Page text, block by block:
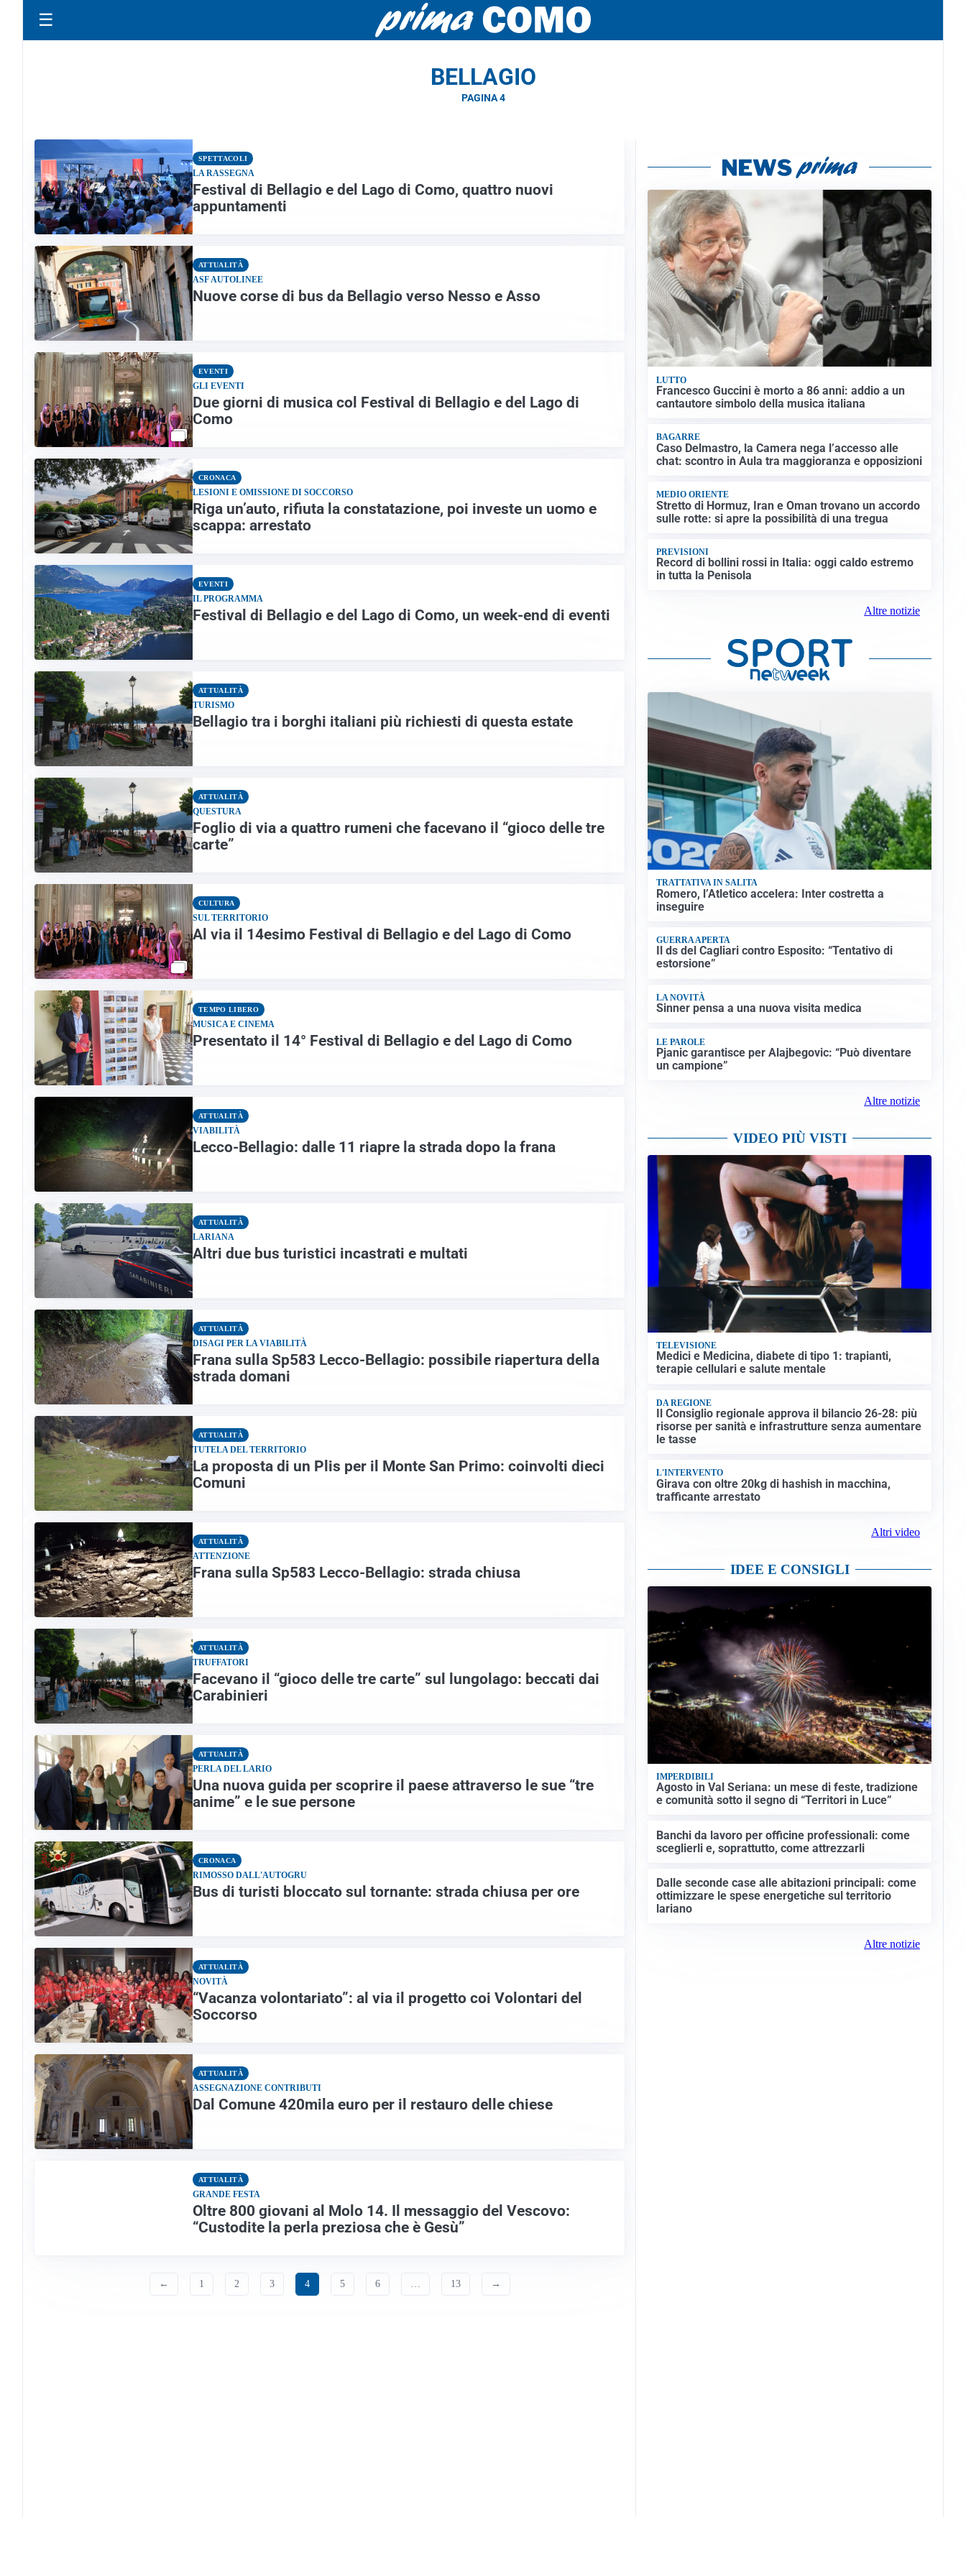
☰
BELLAGIO
PAGINA 4
SPETTACOLI
LA RASSEGNA
Festival di Bellagio e del Lago di Como, quattro nuovi
appuntamenti
ATTUALITÀ
ASF AUTOLINEE
Nuove corse di bus da Bellagio verso Nesso e Asso
EVENTI
GLI EVENTI
Due giorni di musica col Festival di Bellagio e del Lago di
Como
CRONACA
LESIONI E OMISSIONE DI SOCCORSO
Riga un’auto, rifiuta la constatazione, poi investe un uomo e
scappa: arrestato
EVENTI
IL PROGRAMMA
Festival di Bellagio e del Lago di Como, un week-end di eventi
ATTUALITÀ
TURISMO
Bellagio tra i borghi italiani più richiesti di questa estate
ATTUALITÀ
QUESTURA
Foglio di via a quattro rumeni che facevano il “gioco delle tre
carte”
CULTURA
SUL TERRITORIO
Al via il 14esimo Festival di Bellagio e del Lago di Como
TEMPO LIBERO
MUSICA E CINEMA
Presentato il 14° Festival di Bellagio e del Lago di Como
ATTUALITÀ
VIABILITÀ
Lecco-Bellagio: dalle 11 riapre la strada dopo la frana
ATTUALITÀ
LARIANA
Altri due bus turistici incastrati e multati
ATTUALITÀ
DISAGI PER LA VIABILITÀ
Frana sulla Sp583 Lecco-Bellagio: possibile riapertura della
strada domani
ATTUALITÀ
TUTELA DEL TERRITORIO
La proposta di un Plis per il Monte San Primo: coinvolti dieci
Comuni
ATTUALITÀ
ATTENZIONE
Frana sulla Sp583 Lecco-Bellagio: strada chiusa
ATTUALITÀ
TRUFFATORI
Facevano il “gioco delle tre carte” sul lungolago: beccati dai
Carabinieri
ATTUALITÀ
PERLA DEL LARIO
Una nuova guida per scoprire il paese attraverso le sue “tre
anime” e le sue persone
CRONACA
RIMOSSO DALL'AUTOGRU
Bus di turisti bloccato sul tornante: strada chiusa per ore
ATTUALITÀ
NOVITÀ
“Vacanza volontariato”: al via il progetto coi Volontari del
Soccorso
ATTUALITÀ
ASSEGNAZIONE CONTRIBUTI
Dal Comune 420mila euro per il restauro delle chiese
ATTUALITÀ
GRANDE FESTA
Oltre 800 giovani al Molo 14. Il messaggio del Vescovo:
“Custodite la perla preziosa che è Gesù”
← 1 2 3 4 5 6 … 13 →
LUTTO
Francesco Guccini è morto a 86 anni: addio a un
cantautore simbolo della musica italiana
BAGARRE
Caso Delmastro, la Camera nega l’accesso alle
chat: scontro in Aula tra maggioranza e opposizioni
MEDIO ORIENTE
Stretto di Hormuz, Iran e Oman trovano un accordo
sulle rotte: si apre la possibilità di una tregua
PREVISIONI
Record di bollini rossi in Italia: oggi caldo estremo
in tutta la Penisola
Altre notizie
TRATTATIVA IN SALITA
Romero, l’Atletico accelera: Inter costretta a
inseguire
GUERRA APERTA
Il ds del Cagliari contro Esposito: “Tentativo di
estorsione”
LA NOVITÀ
Sinner pensa a una nuova visita medica
LE PAROLE
Pjanic garantisce per Alajbegovic: “Può diventare
un campione”
Altre notizie
VIDEO PIÙ VISTI
TELEVISIONE
Medici e Medicina, diabete di tipo 1: trapianti,
terapie cellulari e salute mentale
DA REGIONE
Il Consiglio regionale approva il bilancio 26-28: più
risorse per sanità e infrastrutture senza aumentare
le tasse
L'INTERVENTO
Girava con oltre 20kg di hashish in macchina,
trafficante arrestato
Altri video
IDEE E CONSIGLI
IMPERDIBILI
Agosto in Val Seriana: un mese di feste, tradizione
e comunità sotto il segno di “Territori in Luce”
Banchi da lavoro per officine professionali: come
sceglierli e, soprattutto, come attrezzarli
Dalle seconde case alle abitazioni principali: come
ottimizzare le spese energetiche sul territorio
lariano
Altre notizie